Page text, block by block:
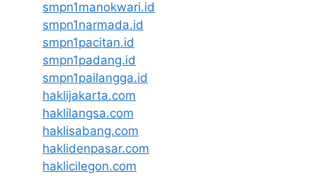
smpn1manokwari.id
smpn1narmada.id
smpn1pacitan.id
smpn1padang.id
smpn1pailangga.id
haklijakarta.com
haklilangsa.com
haklisabang.com
haklidenpasar.com
haklicilegon.com